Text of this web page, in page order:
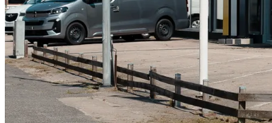
Serviceverkstad